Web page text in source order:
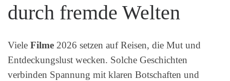
durch fremde Welten
Viele Filme 2026 setzen auf Reisen, die Mut und
Entdeckungslust wecken. Solche Geschichten
verbinden Spannung mit klaren Botschaften und